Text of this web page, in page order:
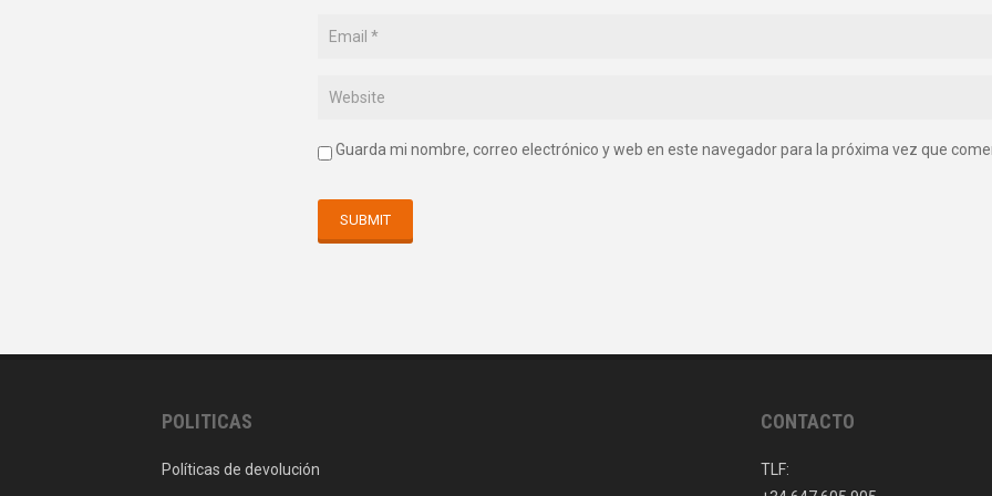
Guarda mi nombre, correo electrónico y web en este navegador para la próxima vez que
POLITICAS
Políticas de devolución
CONTACTO
TLF: